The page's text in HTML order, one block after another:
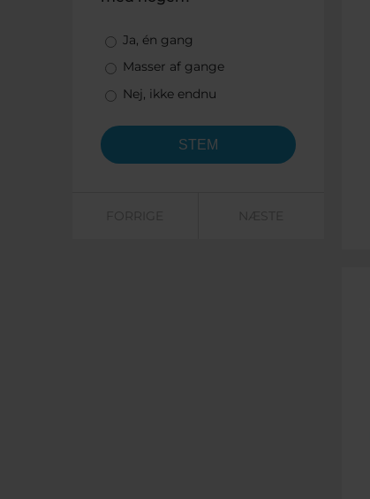
Valgmuligheder
Ja, én gang
Masser af gange
Nej, ikke endnu
FORRIGE NÆSTE